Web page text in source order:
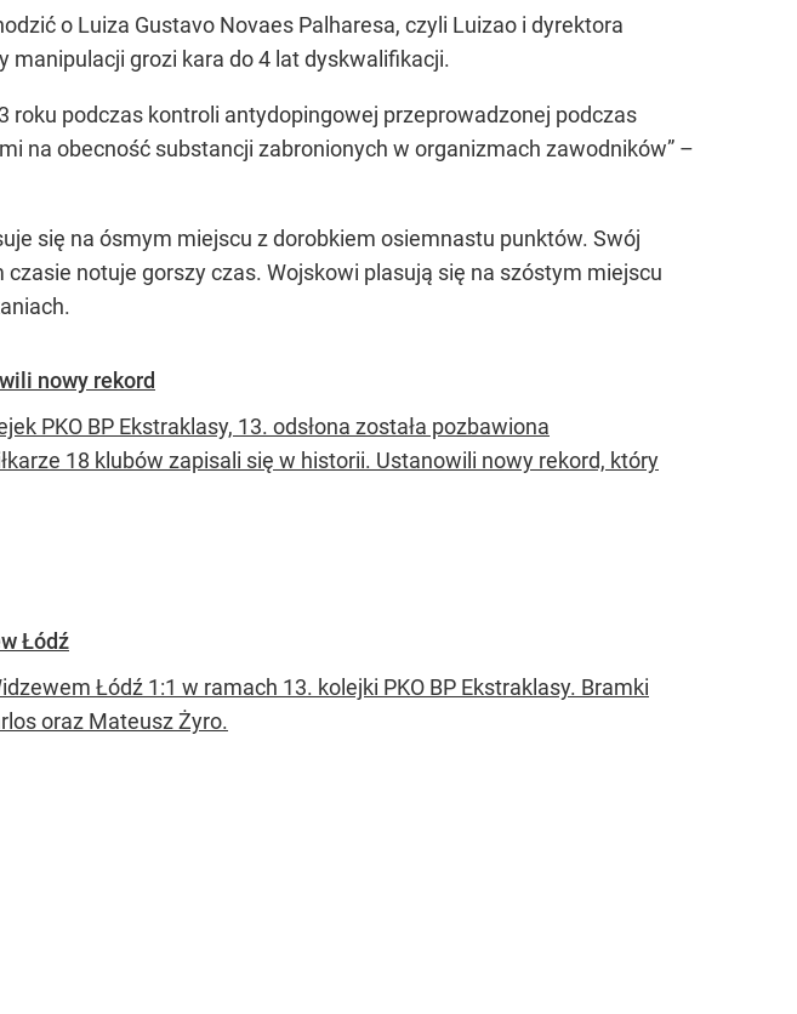
o Luiza Gustavo Novaes Palharesa, czyli Luizao i dyrektora
manipulacji grozi kara do 4 lat dyskwalifikacji.
roku podczas kontroli antydopingowej przeprowadzonej podczas
na obecność substancji zabronionych w organizmach zawodników” –
się na ósmym miejscu z dorobkiem osiemnastu punktów. Swój
czasie notuje gorszy czas. Wojskowi plasują się na szóstym miejscu
nowy rekord
PKO BP Ekstraklasy, 13. odsłona została pozbawiona
18 klubów zapisali się w historii. Ustanowili nowy rekord, który
Łódź
Łódź 1:1 w ramach 13. kolejki PKO BP Ekstraklasy. Bramki
oraz Mateusz Żyro.